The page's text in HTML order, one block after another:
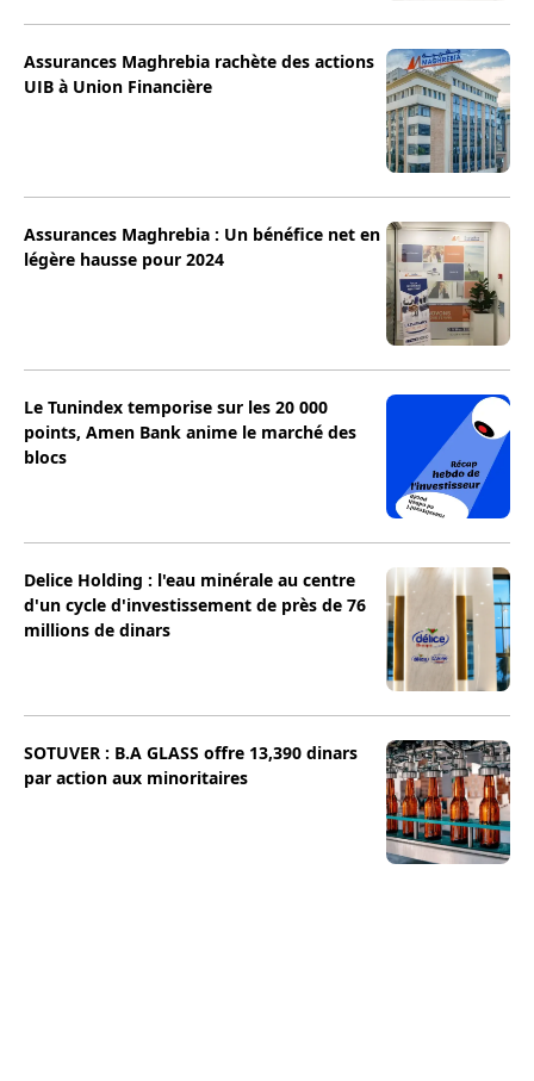
Assurances Maghrebia rachète des actions
UIB à Union Financière
Assurances Maghrebia : Un bénéfice net en
légère hausse pour 2024
Le Tunindex temporise sur les 20 000
points, Amen Bank anime le marché des
blocs
Delice Holding : l'eau minérale au centre
d'un cycle d'investissement de près de 76
millions de dinars
SOTUVER : B.A GLASS offre 13,390 dinars
par action aux minoritaires